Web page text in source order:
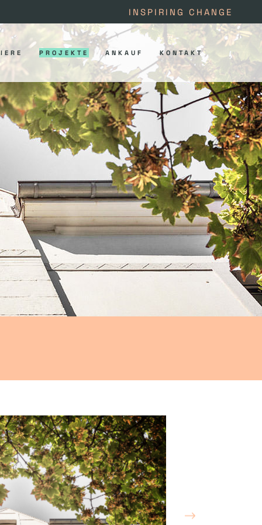
INSPIRING CHANGE
PROJEKTE ANKAUF KONTAKT